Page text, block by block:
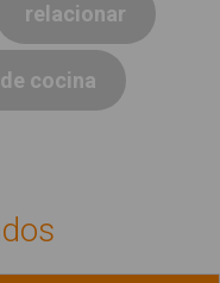
relacionar
cocina